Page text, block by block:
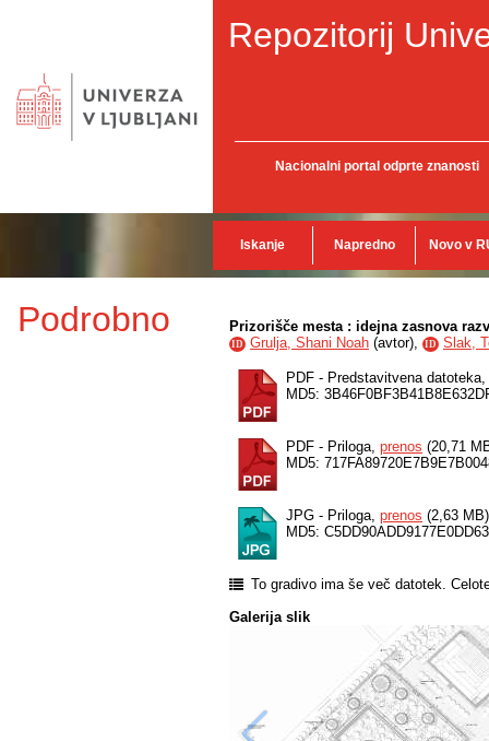
Repozitorij
Nacionalni portal odprte znanosti
Iskanje Napredno Novo v
Podrobno Prizorišče mesta : idejna zasnova
ID Grulja, Shani Noah (avtor), ID Slak,
PDF - Predstavitvena datoteka,
MD5:
PDF - Priloga, prenos (20,71
MD5:
JPG - Priloga, prenos (2,63 MB)
MD5:
To gradivo ima še več datotek.
Galerija slik